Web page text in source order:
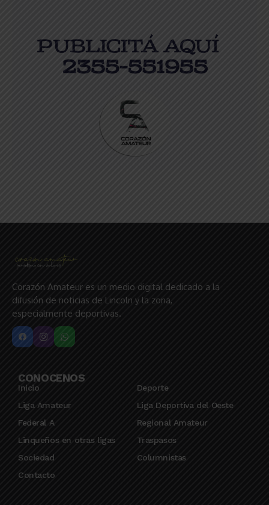
Corazón Amateur es un medio digital dedicado a la
difusión de noticias de Lincoln y la zona,
especialmente deportivas.
CONOCENOS
Inicio
Deporte
Liga Amateur
Liga Deportiva del Oeste
Federal A
Regional Amateur
Linqueños en otras ligas
Traspasos
Sociedad
Columnistas
Contacto